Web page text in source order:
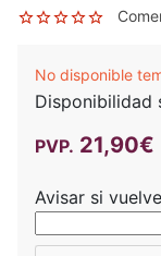
No disponible
Disponibilidad
PVP. 21,90€
Avisar si